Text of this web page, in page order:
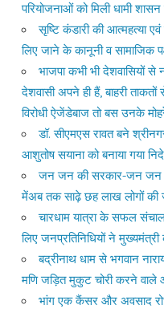
परियोजनाओं को मिली धामी शासन
सृष्टि कंडारी की आत्महत्या
लिए जाने के कानूनी व सामाजिक
भाजपा कभी भी देशवासियों से
देशवासी अपने ही हैं, बाहरी
विरोधी ऐजेंडेबाज तो बस उनके
डॉ. सीएमएस रावत बने
आशुतोष सयाना को बनाया गया
जन जन की सरकार-जन जन के
मेंअब तक साढ़े छह लाख लोगों की
चारधाम यात्रा के सफल
लिए जनप्रतिनिधियों ने
बद्रीनाथ धाम से भगवान
मणि जड़ित मुकुट चोरी करने वाले
भांग एक कैंसर और अवसाद